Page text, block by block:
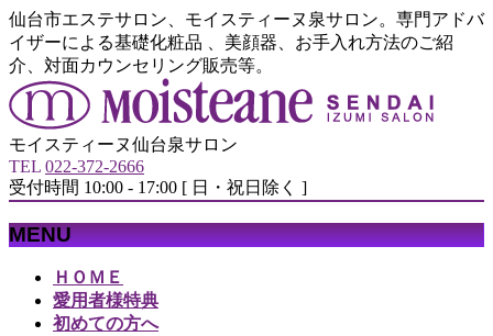
仙台市エステサロン、モイスティーヌ泉サロン。専門アドバ
イザーによる基礎化粧品 、美顔器、お手入れ方法のご紹
介、対面カウンセリング販売等。
モイスティーヌ仙台泉サロン
TEL 022-372-2666
受付時間 10:00 - 17:00 [ 日・祝日除く ]
MENU
ＨＯＭＥ
愛用者様特典
初めての方へ